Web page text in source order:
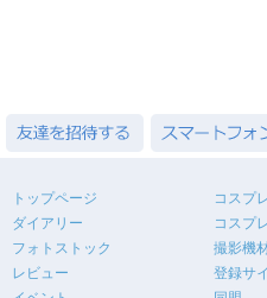
トップページ
ダイアリー
フォトストック
レビュー
コスプ
コスプ
撮影機
登録サ